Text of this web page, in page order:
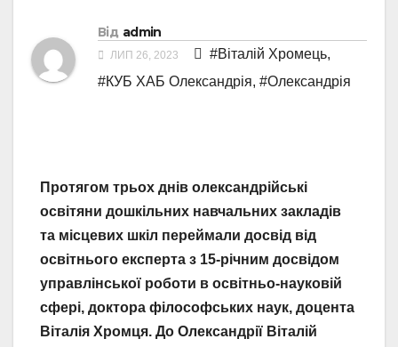
Від admin
ЛИП 26, 2023 #Віталій Хромець,
#КУБ ХАБ Олександрія, #Олександрія
Протягом трьох днів олександрійські
освітяни дошкільних навчальних закладів
та місцевих шкіл переймали досвід від
освітнього експерта з 15-річним досвідом
управлінської роботи в освітньо-науковій
сфері, доктора філософських наук, доцента
Віталія Хромця. До Олександрії Віталій